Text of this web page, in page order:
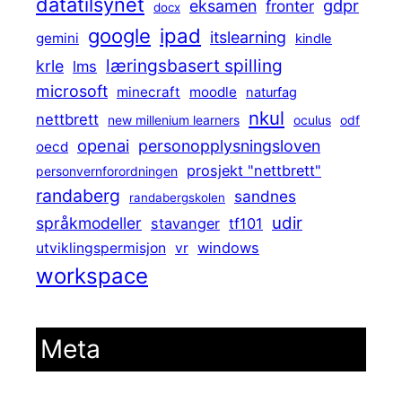
docx eksamen fronter gdpr
gemini google ipad itslearning kindle
krle lms læringsbasert spilling
microsoft minecraft moodle naturfag
nettbrett new millenium learners nkul oculus odf
oecd openai personopplysningsloven
personvernforordningen prosjekt "nettbrett"
randaberg randabergskolen
sandnes
språkmodeller stavanger tf101 udir
utviklingspermisjon vr windows
workspace
Meta